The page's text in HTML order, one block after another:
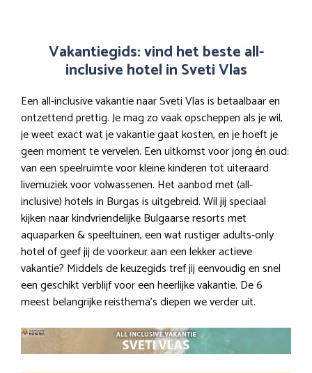
Vakantiegids: vind het beste all-
inclusive hotel in Sveti Vlas
Een all-inclusive vakantie naar Sveti Vlas is betaalbaar en
ontzettend prettig. Je mag zo vaak opscheppen als je wil,
je weet exact wat je vakantie gaat kosten, en je hoeft je
geen moment te vervelen. Een uitkomst voor jong én oud:
van een speelruimte voor kleine kinderen tot uiteraard
livemuziek voor volwassenen. Het aanbod met (all-
inclusive) hotels in Burgas is uitgebreid. Wil jij speciaal
kijken naar kindvriendelijke Bulgaarse resorts met
aquaparken & speeltuinen, een wat rustiger adults-only
hotel of geef jij de voorkeur aan een lekker actieve
vakantie? Middels de keuzegids tref jij eenvoudig en snel
een geschikt verblijf voor een heerlijke vakantie. De 6
meest belangrijke reisthema’s diepen we verder uit.